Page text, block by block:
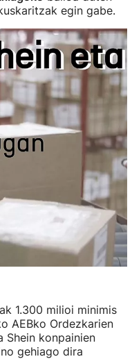
egin gabe.
1.300 milioi minimis
AEBko Ordezkarien
Shein konpainien
gehiago dira